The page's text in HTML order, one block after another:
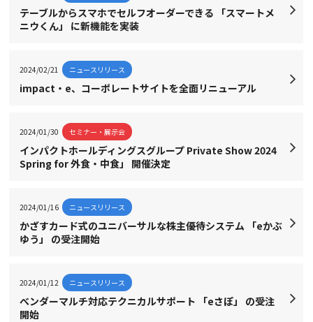
テーブルからスマホでセルフオーダーできる 「スマートメ
ニウくん」 に新機能を実装
2024/02/21 ニュースリリース
impact・e、コーポレートサイトを全面リニューアル
2024/01/30 セミナー・展示会
インパクトホールディングスグループ Private Show 2024
Spring for 外食・中食」 開催決定
2024/01/16 ニュースリリース
かざすカード式のユニバーサルな株主優待システム 「eかぶ
ゆう」 の受注開始
2024/01/12 ニュースリリース
べンダーマルチ対応テクニカルサポート 「eさぽ」 の受注
開始